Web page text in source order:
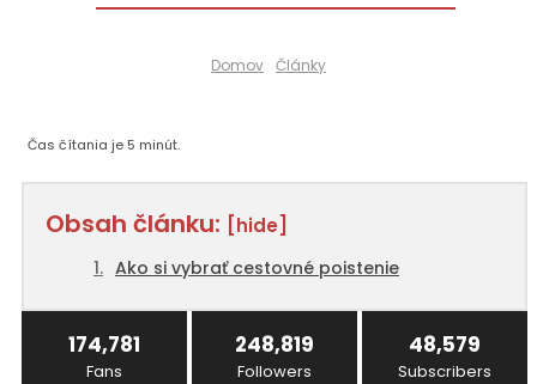
Domov Články
Čas čítania je 5 minút.
Obsah článku: [hide]
Ako si vybrať cestovné poistenie
174,781
Fans
248,819
Followers
48,579
Subscribers